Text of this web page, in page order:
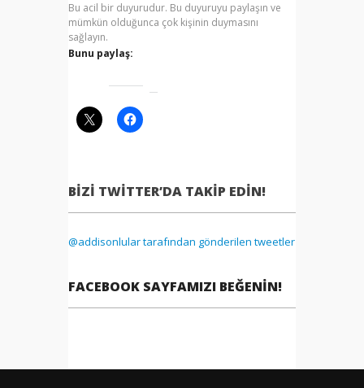
Bu acil bir duyurudur. Bu duyuruyu paylaşın ve
mümkün olduğunca çok kişinin duymasını
sağlayın.
Bunu paylaş:
BIZI TWITTER’DA TAKIP EDIN!
@addisonlular tarafından gönderilen tweetler
FACEBOOK SAYFAMIZI BEĞENIN!